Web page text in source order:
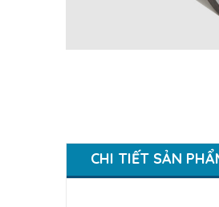
CHI TIẾT SẢN